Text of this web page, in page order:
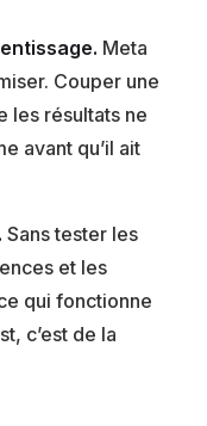
Meta
Couper une
les résultats ne
avant qu’il ait
Sans tester les
et les
qui fonctionne
c’est de la